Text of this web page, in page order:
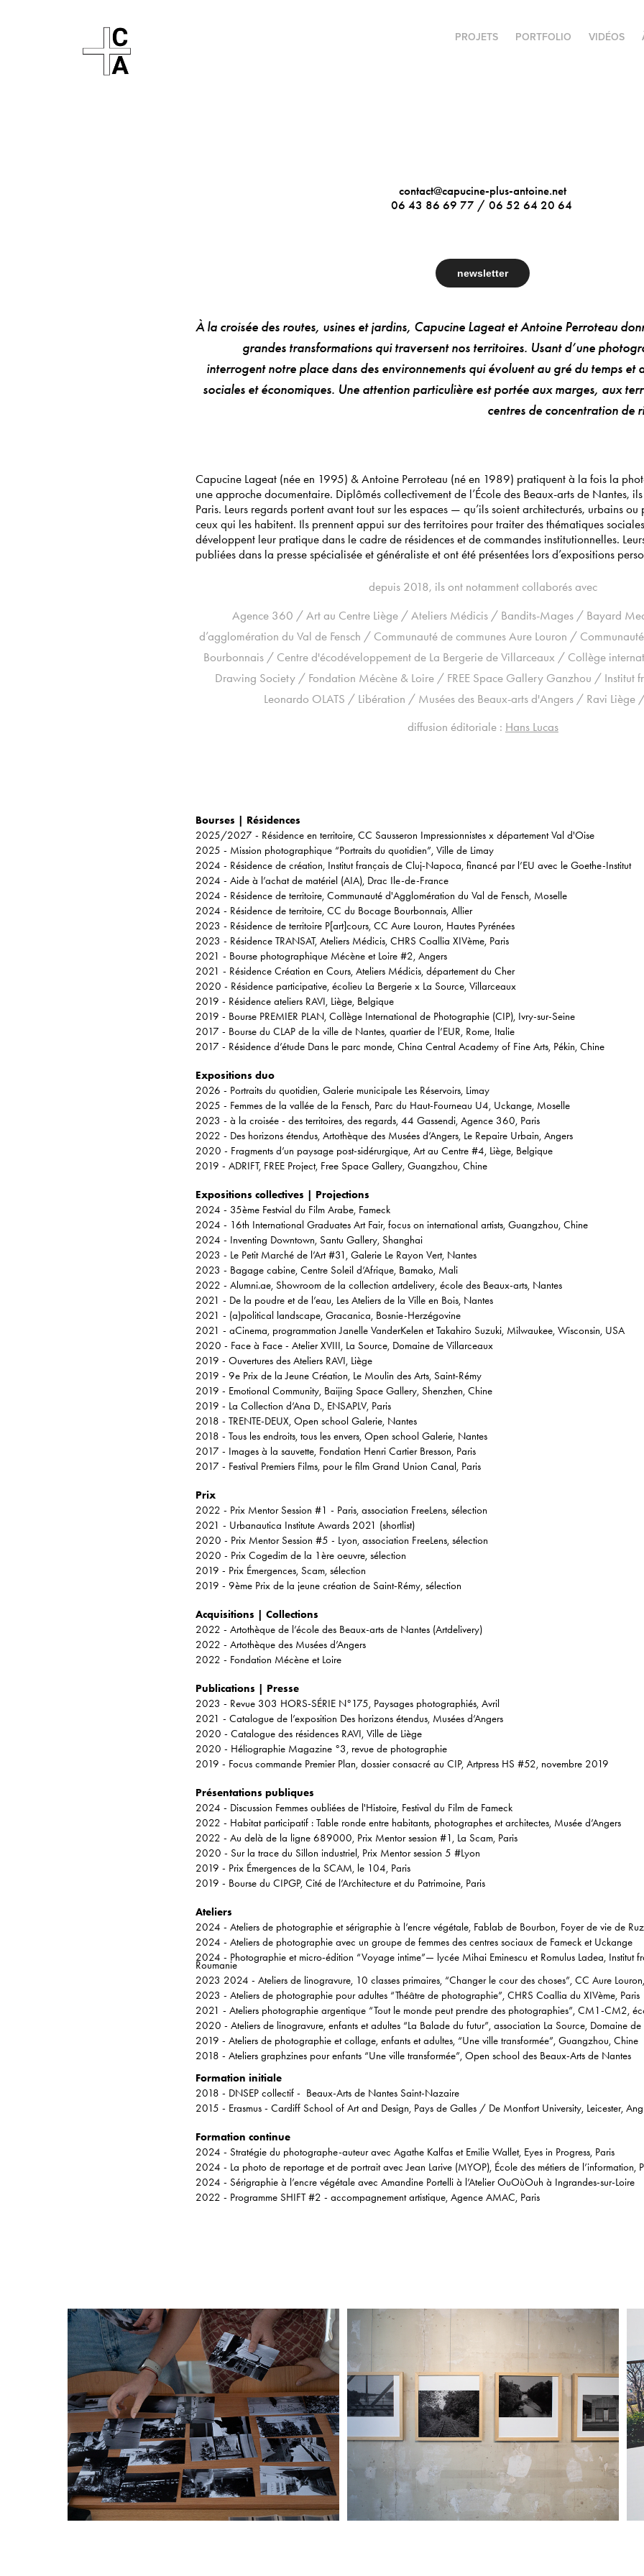
PROJETS PORTFOLIO VIDÉOS
contact@capucine-plus-antoine.net
06 43 86 69 77 / 06 52 64 20 64
newsletter
​À la croisée des routes, usines et jardins, Capucine Lageat et Antoine Perroteau
grandes transformations qui traversent nos territoires. Usant d’une
interrogent notre place dans des environnements qui évoluent au gré du temps et
sociales et économiques. Une attention particulière est portée aux marges, aux
centres de concentration de
Capucine Lageat (née en 1995) & Antoine Perroteau (né en 1989) pratiquent à la fois la
une approche documentaire. Diplômés collectivement de l’École des Beaux-arts de Nantes,
Paris. Leurs regards portent avant tout sur les espaces — qu’ils soient architecturés, urbains
ceux qui les habitent. Ils prennent appui sur des territoires pour traiter des thématiques
développent leur pratique dans le cadre de résidences et de commandes institutionnelles.
publiées dans la presse spécialisée et généraliste et ont été présentées lors d’expositions
depuis 2018, ils ont notamment collaborés avec
Agence 360 / Art au Centre Liège / Ateliers Médicis / Bandits-Mages / Bayard
d’agglomération du Val de Fensch / Communauté de communes Aure Louron /
Bourbonnais / Centre d'écodéveloppement de La Bergerie de Villarceaux / Collège
Drawing Society / Fondation Mécène & Loire / FREE Space Gallery Ganzhou / Institut
Leonardo OLATS / Libération / Musées des Beaux-arts d'Angers / Ravi Liège
diffusion éditoriale : Hans Lucas
Bourses | Résidences
2025/2027 - Résidence en territoire, CC Sausseron Impressionnistes x département Val d'Oise
2025 - Mission photographique “Portraits du quotidien”, Ville de Limay
2024 - Résidence de création, Institut français de Cluj-Napoca, financé par l’EU avec le Goethe-Institut
2024 - Aide à l’achat de matériel (AIA), Drac Ile-de-France
2024 - Résidence de territoire, Communauté d'Agglomération du Val de Fensch, Moselle
2024 - Résidence de territoire, CC du Bocage Bourbonnais, Allier
2023 - Résidence de territoire P[art]cours, CC Aure Louron, Hautes Pyrénées
2023 - Résidence TRANSAT, Ateliers Médicis, CHRS Coallia XIVème, Paris
2021 - Bourse photographique Mécène et Loire #2, Angers
2021 - Résidence Création en Cours, Ateliers Médicis, département du Cher
2020 - Résidence participative, écolieu La Bergerie x La Source, Villarceaux
2019 - Résidence ateliers RAVI, Liège, Belgique
2019 - Bourse PREMIER PLAN, Collège International de Photographie (CIP), Ivry-sur-Seine
2017 - Bourse du CLAP de la ville de Nantes, quartier de l’EUR, Rome, Italie
2017 - Résidence d’étude Dans le parc monde, China Central Academy of Fine Arts, Pékin, Chine
Expositions duo
2026 - Portraits du quotidien, Galerie municipale Les Réservoirs, Limay
2025 - Femmes de la vallée de la Fensch, Parc du Haut-Fourneau U4, Uckange, Moselle
2023 - à la croisée - des territoires, des regards, 44 Gassendi, Agence 360, Paris
2022 - Des horizons étendus, Artothèque des Musées d’Angers, Le Repaire Urbain, Angers
2020 - Fragments d’un paysage post-sidérurgique, Art au Centre #4, Liège, Belgique
2019 - ADRIFT, FREE Project, Free Space Gallery, Guangzhou, Chine
Expositions collectives | Projections
2024 - 35ème Festvial du Film Arabe, Fameck
2024 - 16th International Graduates Art Fair, focus on international artists, Guangzhou, Chine
2024 - Inventing Downtown, Santu Gallery, Shanghai
2023 - Le Petit Marché de l’Art #31, Galerie Le Rayon Vert, Nantes
2023 - Bagage cabine, Centre Soleil d’Afrique, Bamako, Mali
2022 - Alumni.ae, Showroom de la collection artdelivery, école des Beaux-arts, Nantes
2021 - De la poudre et de l’eau, Les Ateliers de la Ville en Bois, Nantes
2021 - (a)political landscape, Gracanica, Bosnie-Herzégovine
2021 - aCinema, programmation Janelle VanderKelen et Takahiro Suzuki, Milwaukee, Wisconsin, USA
2020 - Face à Face - Atelier XVIII, La Source, Domaine de Villarceaux
2019 - Ouvertures des Ateliers RAVI, Liège
2019 - 9e Prix de la Jeune Création, Le Moulin des Arts, Saint-Rémy
2019 - Emotional Community, Baijing Space Gallery, Shenzhen, Chine
2019 - La Collection d’Ana D., ENSAPLV, Paris
2018 - TRENTE-DEUX, Open school Galerie, Nantes
2018 - Tous les endroits, tous les envers, Open school Galerie, Nantes
2017 - Images à la sauvette, Fondation Henri Cartier Bresson, Paris
2017 - Festival Premiers Films, pour le film Grand Union Canal, Paris
Prix
2022 - Prix Mentor Session #1 - Paris, association FreeLens, sélection
2021 - Urbanautica Institute Awards 2021 (shortlist)
2020 - Prix Mentor Session #5 - Lyon, association FreeLens, sélection
2020 - Prix Cogedim de la 1ère oeuvre, sélection
2019 - Prix Émergences, Scam, sélection
2019 - 9ème Prix de la jeune création de Saint-Rémy, sélection
Acquisitions | Collections
2022 - Artothèque de l’école des Beaux-arts de Nantes (Artdelivery)
2022 - Artothèque des Musées d’Angers
2022 - Fondation Mécène et Loire
Publications | Presse
2023 - Revue 303 HORS-SÉRIE N°175, Paysages photographiés, Avril
2021 - Catalogue de l’exposition Des horizons étendus, Musées d’Angers
2020 - Catalogue des résidences RAVI, Ville de Liège
2020 - Héliographie Magazine °3, revue de photographie
2019 - Focus commande Premier Plan, dossier consacré au CIP, Artpress HS #52, novembre 2019
Présentations publiques
2024 - Discussion Femmes oubliées de l'Histoire, Festival du Film de Fameck
2022 - Habitat participatif : Table ronde entre habitants, photographes et architectes, Musée d’Angers
2022 - Au delà de la ligne 689000, Prix Mentor session #1, La Scam, Paris
2020 - Sur la trace du Sillon industriel, Prix Mentor session 5 #Lyon
2019 - Prix Émergences de la SCAM, le 104, Paris
2019 - Bourse du CIPGP, Cité de l’Architecture et du Patrimoine, Paris
Ateliers
2024 - Ateliers de photographie et sérigraphie à l’encre végétale, Fablab de Bourbon, Foyer de vie de
2024 - Ateliers de photographie avec un groupe de femmes des centres sociaux de Fameck et Uckange
2024 - Photographie et micro-édition “Voyage intime”— lycée Mihai Eminescu et Romulus Ladea, Institut
Roumanie
2023 2024 - Ateliers de linogravure, 10 classes primaires, “Changer le cour des choses”, CC Aure
2023 - Ateliers de photographie pour adultes “Théâtre de photographie”, CHRS Coallia du XIVème, Paris
2021 - Ateliers photographie argentique “Tout le monde peut prendre des photographies”, CM1-CM2,
2020 - Ateliers de linogravure, enfants et adultes “La Balade du futur”, association La Source, Domaine
2019 - Ateliers de photographie et collage, enfants et adultes, “Une ville transformée”, Guangzhou, Chine
2018 - Ateliers graphzines pour enfants “Une ville transformée”, Open school des Beaux-Arts de Nantes
Formation initiale
2018 - DNSEP collectif - Beaux-Arts de Nantes Saint-Nazaire
2015 - Erasmus - Cardiff School of Art and Design, Pays de Galles / De Montfort University, Leicester,
Formation continue
2024 - Stratégie du photographe-auteur avec Agathe Kalfas et Emilie Wallet, Eyes in Progress, Paris
2024 - La photo de reportage et de portrait avec Jean Larive (MYOP), École des métiers de l’information,
2024 - Sérigraphie à l’encre végétale avec Amandine Portelli à l’Atelier OuOùOuh à Ingrandes-sur-Loire
2022 - Programme SHIFT #2 - accompagnement artistique, Agence AMAC, Paris
Transmission Expositions